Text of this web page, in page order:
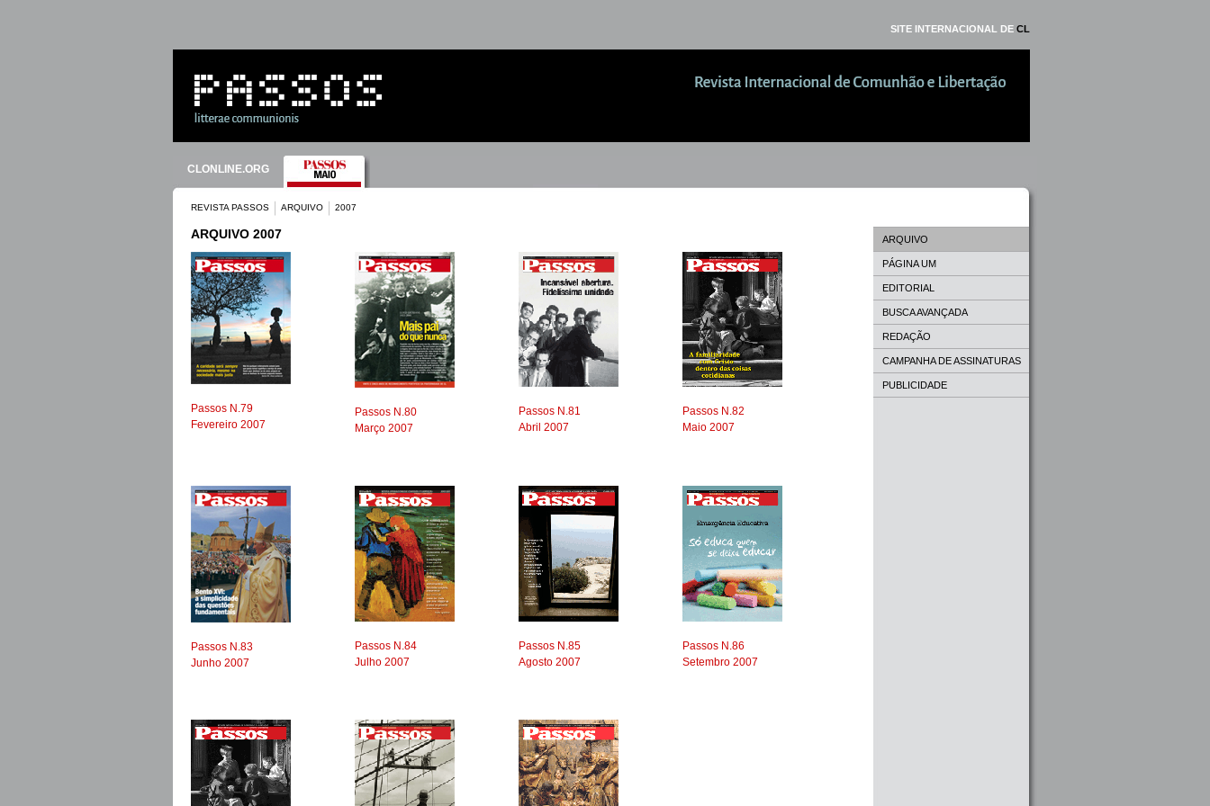
SITE INTERNACIONAL DE CL
CLONLINE.ORG
REVISTA PASSOS ARQUIVO 2007
ARQUIVO 2007
Passos N.79
Fevereiro 2007
Passos N.80
Março 2007
Passos N.81
Abril 2007
Passos N.82
Maio 2007
Passos N.83
Junho 2007
Passos N.84
Julho 2007
Passos N.85
Agosto 2007
Passos N.86
Setembro 2007
ARQUIVO
PÁGINA UM
EDITORIAL
BUSCA AVANÇADA
REDAÇÃO
CAMPANHA DE ASSINATURAS
PUBLICIDADE